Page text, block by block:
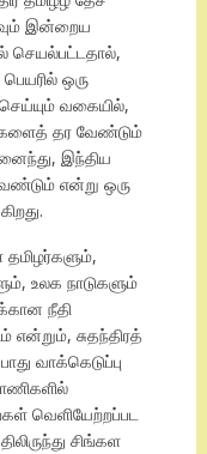
இன்றைய
செயல்பட்டதால்,
ஒரு
வகையில்,
தர வேண்டும்
இந்திய
என்று ஒரு
உலக நாடுகளும்
நீதி
சுதந்திரத்
வாக்கெடுப்பு
வெளியேற்றப்பட
சிங்கள